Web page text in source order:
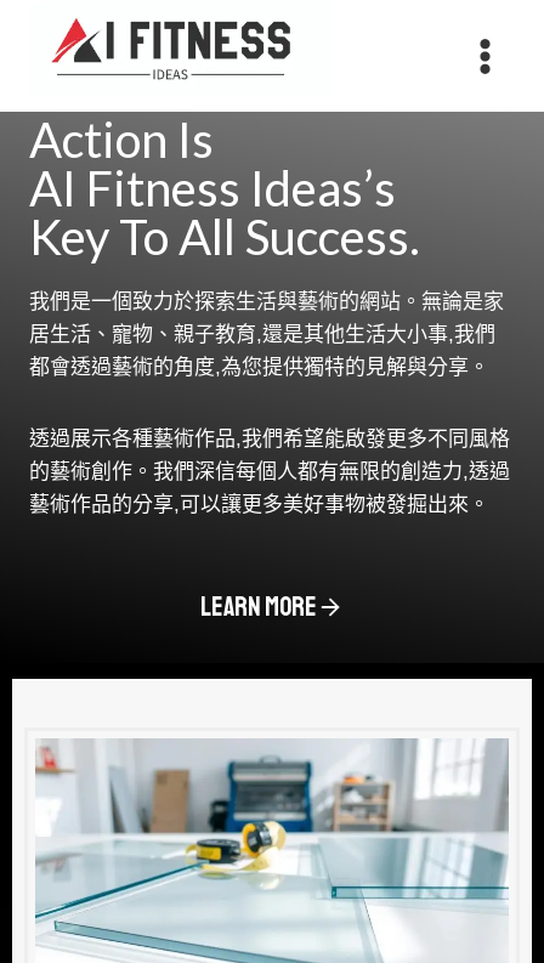
content
Action Is
AI Fitness Ideas’s
Key To All Success.
我們是一個致力於探索生活與藝術的網站。無論是家
居生活、寵物、親子教育,還是其他生活大小事,我們
都會透過藝術的角度,為您提供獨特的見解與分享。
透過展示各種藝術作品,我們希望能啟發更多不同風格
的藝術創作。我們深信每個人都有無限的創造力,透過
藝術作品的分享,可以讓更多美好事物被發掘出來。
LEARN MORE